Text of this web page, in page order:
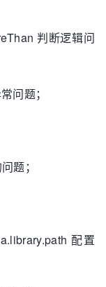
判断逻辑问
问题；
题；
配置